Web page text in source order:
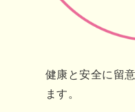
健康と安全に留
ます。